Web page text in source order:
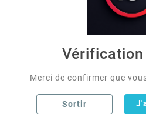
Détails du
Vérification
Merci de confirmer que
Sortir